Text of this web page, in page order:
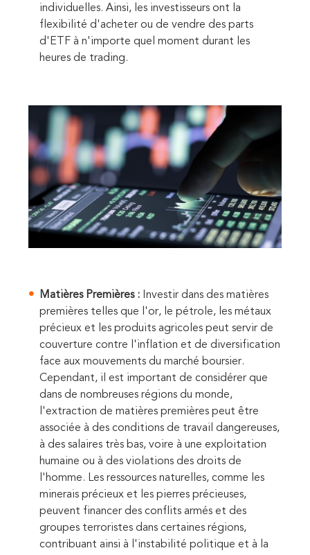
individuelles. Ainsi, les investisseurs ont la
flexibilité d'acheter ou de vendre des parts
d'ETF à n'importe quel moment durant les
heures de trading.
Matières Premières : Investir dans des matières
premières telles que l'or, le pétrole, les métaux
précieux et les produits agricoles peut servir de
couverture contre l'inflation et de diversification
face aux mouvements du marché boursier.
Cependant, il est important de considérer que
dans de nombreuses régions du monde,
l'extraction de matières premières peut être
associée à des conditions de travail dangereuses,
à des salaires très bas, voire à une exploitation
humaine ou à des violations des droits de
l'homme. Les ressources naturelles, comme les
minerais précieux et les pierres précieuses,
peuvent financer des conflits armés et des
groupes terroristes dans certaines régions,
contribuant ainsi à l'instabilité politique et à la